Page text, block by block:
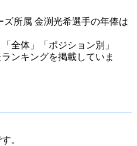
所属 金渕光希選手の年俸は
全体」「ポジション別」
ンキングを掲載していま
。